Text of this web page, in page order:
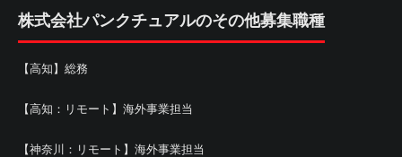
株式会社パンクチュアルのその他募集職種
【高知】総務
【高知：リモート】海外事業担当
【神奈川：リモート】海外事業担当